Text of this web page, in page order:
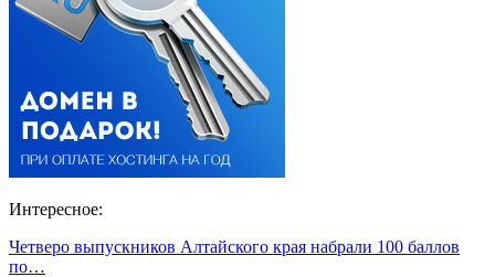
Интересное:
Четверо выпускников Алтайского края набрали 100 баллов
по…